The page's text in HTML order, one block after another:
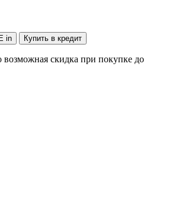
in Купить в кредит
скидка при покупке до